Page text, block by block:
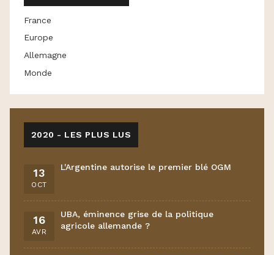
France
Europe
Allemagne
Monde
2020 - LES PLUS LUS
13
OCT
L'Argentine autorise le premier blé OGM
16
AVR
UBA, éminence grise de la politique
agricole allemande ?